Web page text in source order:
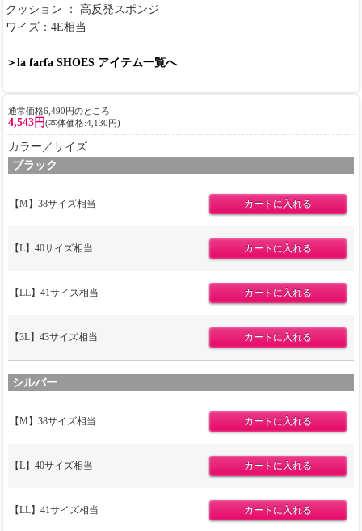
クッション ： 高反発スポンジ
ワイズ：4E相当
＞la farfa SHOES アイテム一覧へ
通常価格6,490円のところ
4,543円(本体価格:4,130円)
カラー／サイズ
ブラック
【M】38サイズ相当
【L】40サイズ相当
【LL】41サイズ相当
【3L】43サイズ相当
シルバー
【M】38サイズ相当
【L】40サイズ相当
【LL】41サイズ相当